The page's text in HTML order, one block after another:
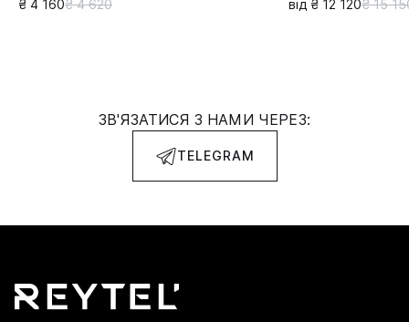
₴ 4 160₴ 4 620
від ₴ 12 120₴ 15
ЗВ'ЯЗАТИСЯ З НАМИ ЧЕРЕЗ:
TELEGRAM